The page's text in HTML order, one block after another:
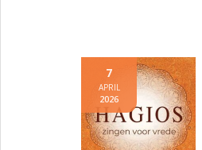
7
APRIL
2026